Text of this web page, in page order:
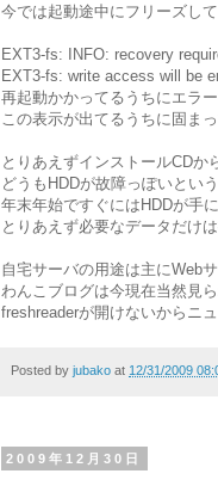
今では起動途中にフリーズして
EXT3-fs: INFO: recovery
EXT3-fs: write access will be
再起動かかってるうちにエラ
この表示が出てるうちに固ま
とりあえずインストールCDか
どうもHDDが故障っぽいとい
年末年始ですぐにはHDDが手
とりあえず必要なデータだけ
自宅サーバの用途は主にWebサ
わんこブログは今現在当然見
freshreaderが開けないからニ
Posted by jubako at 12/31/2009
2009年12月30日